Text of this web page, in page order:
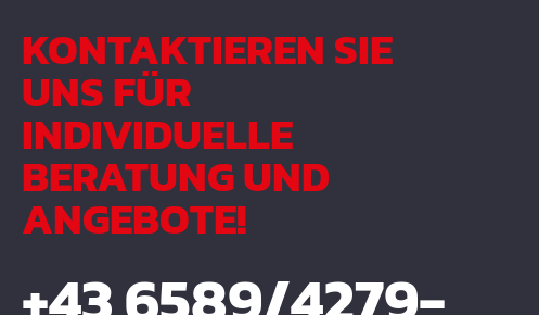
KONTAKTIEREN SIE
UNS FÜR
INDIVIDUELLE
BERATUNG UND
ANGEBOTE!